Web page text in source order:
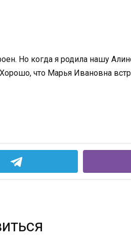
Но когда я родила нашу
что Марья Ивановна